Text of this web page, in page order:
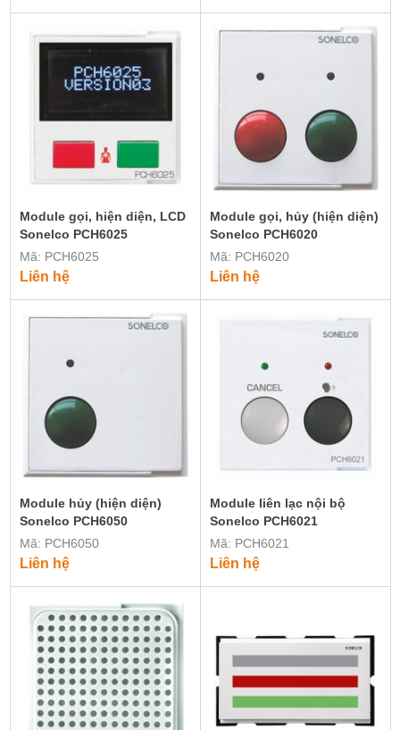
Module gọi, hiện diện, LCD
Sonelco PCH6025
Mã: PCH6025
Liên hệ
Module gọi, hủy (hiện diện)
Sonelco PCH6020
Mã: PCH6020
Liên hệ
Module hủy (hiện diện)
Sonelco PCH6050
Mã: PCH6050
Liên hệ
Module liên lạc nội bộ
Sonelco PCH6021
Mã: PCH6021
Liên hệ